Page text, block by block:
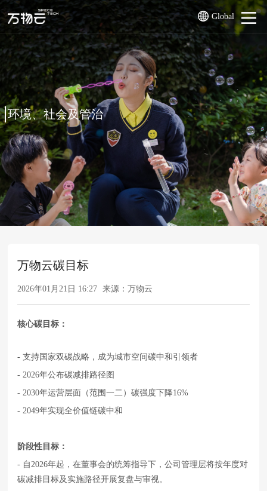
Global
环境、社会及管治
万物云碳目标
2026年01月21日 16:27 来源：万物云
核心碳目标：
- 支持国家双碳战略，成为城市空间碳中和引领者
- 2026年公布碳减排路径图
- 2030年运营层面（范围一二）碳强度下降16%
- 2049年实现全价值链碳中和
阶段性目标：
- 自2026年起，在董事会的统筹指导下，公司管理层将按年度对
碳减排目标及实施路径开展复盘与审视。